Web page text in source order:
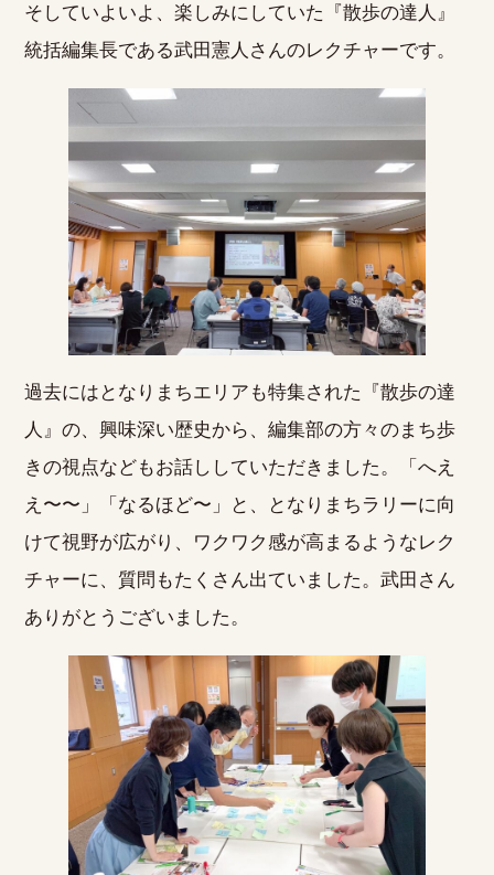
そしていよいよ、楽しみにしていた『散歩の達人』
統括編集長である武田憲人さんのレクチャーです。
過去にはとなりまちエリアも特集された『散歩の達
人』の、興味深い歴史から、編集部の方々のまち歩
きの視点などもお話ししていただきました。「へえ
え〜〜」「なるほど〜」と、となりまちラリーに向
けて視野が広がり、ワクワク感が高まるようなレク
チャーに、質問もたくさん出ていました。武田さん
ありがとうございました。